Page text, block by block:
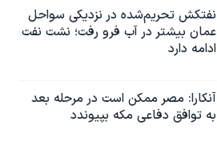
نفتکش تحریم‌شده در نزدیکی سواحل
عمان بیشتر در آب فرو رفت؛ نشت نفت
ادامه دارد
آنکارا: مصر ممکن است در مرحله بعد
به توافق دفاعی مکه بپیوندد